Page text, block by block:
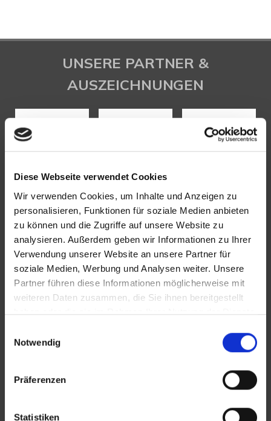
Diese Webseite verwendet Cookies
Wir verwenden Cookies, um Inhalte und Anzeigen zu
personalisieren, Funktionen für soziale Medien anbieten
zu können und die Zugriffe auf unsere Website zu
analysieren. Außerdem geben wir Informationen zu Ihrer
Verwendung unserer Website an unsere Partner für
soziale Medien, Werbung und Analysen weiter. Unsere
Partner führen diese Informationen möglicherweise mit
weiteren Daten zusammen, die Sie ihnen bereitgestellt
haben oder die sie im Rahmen Ihrer Nutzung der Dienste
Notwendig
Präferenzen
Statistiken
UNSERE PARTNER &
AUSZEICHNUNGEN
KONTAKT
Fax:07121 / 1644 - 44